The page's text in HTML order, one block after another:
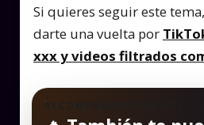
Si quieres seguir este
darte una vuelta por
xxx y videos filtrados
RECOMENDADO PARA TI